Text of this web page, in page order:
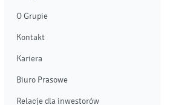
O Grupie
Kontakt
Kariera
Biuro Prasowe
Relacje dla inwestorów